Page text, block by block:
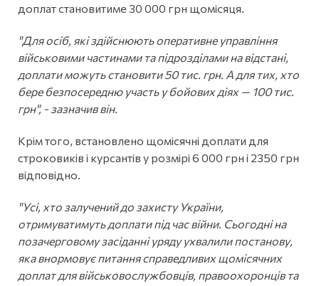
доплат становитиме 30 000 грн щомісяця.
"Для осіб, які здійснюють оперативне управління
військовими частинами та підрозділами на відстані,
доплати можуть становити 50 тис. грн. А для тих, хто
бере безпосередню участь у бойових діях — 100 тис.
грн", - зазначив він.
Крім того, встановлено щомісячні доплати для
строковиків і курсантів у розмірі 6 000 грн і 2350 грн
відповідно.
"Усі, хто залучений до захисту України,
отримуватимуть доплати під час війни. Сьогодні на
позачерговому засіданні уряду ухвалили постанову,
яка внормовує питання справедливих щомісячних
доплат для військовослужбовців, правоохоронців та